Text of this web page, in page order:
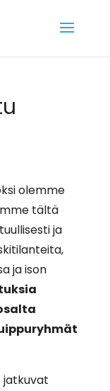
olemme
tältä
ja
ja ison
jatkuvat